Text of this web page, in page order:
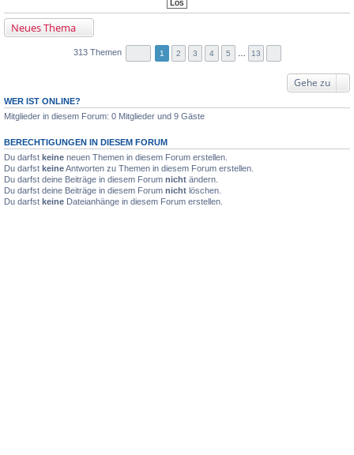
Neues Thema
313 Themen 1 2 3 4 5 13
Gehe zu
WER IST ONLINE?
Mitglieder in diesem Forum: 0 Mitglieder und 9 Gäste
BERECHTIGUNGEN IN DIESEM FORUM
Du darfst keine neuen Themen in diesem Forum erstellen.
Du darfst keineAntworten zu Themen in diesem Forum erstellen.
Du darfst deine Beiträge in diesem Forum nicht ändern.
Du darfst deine Beiträge in diesem Forum nicht löschen.
Du darfst keine Dateianhänge in diesem Forum erstellen.